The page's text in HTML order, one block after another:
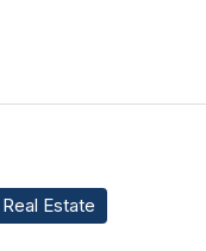
Real Estate